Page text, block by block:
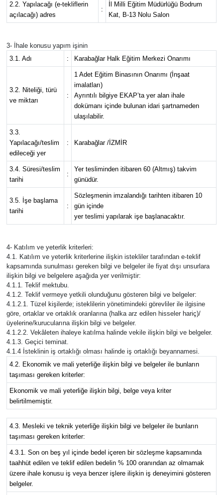
2.2. Yapılacağı (e-tekliflerin
açılacağı) adres
:
İl Milli Eğitim Müdürlüğü Bodrum
Kat, B-13 Nolu Salon
3- İhale konusu yapım işinin
3.1. Adı
: Karabağlar Halk Eğitim Merkezi Onarımı
3.2. Niteliği, türü
ve miktarı
:
1 Adet Eğitim Binasının Onarımı (İnşaat
imalatları)
Ayrıntılı bilgiye EKAP’ta yer alan ihale
dokümanı içinde bulunan idari şartnameden
ulaşılabilir.
3.3.
Yapılacağı/teslim
edileceği yer
: Karabağlar /İZMİR
3.4. Süresi/teslim
tarihi
:
Yer tesliminden itibaren 60 (Altmış) takvim
günüdür.
3.5. İşe başlama
tarihi
:
Sözleşmenin imzalandığı tarihten itibaren 10
gün içinde
yer teslimi yapılarak işe başlanacaktır.
4- Katılım ve yeterlik kriterleri:
4.1. Katılım ve yeterlik kriterlerine ilişkin istekliler tarafından e-teklif
kapsamında sunulması gereken bilgi ve belgeler ile fiyat dışı unsurlara
ilişkin bilgi ve belgelere aşağıda yer verilmiştir:
4.1.1. Teklif mektubu.
4.1.2. Teklif vermeye yetkili olunduğunu gösteren bilgi ve belgeler:
4.1.2.1. Tüzel kişilerde; isteklilerin yönetimindeki görevliler ile ilgisine
göre, ortaklar ve ortaklık oranlarına (halka arz edilen hisseler hariç)/
üyelerine/kurucularına ilişkin bilgi ve belgeler.
4.1.2.2. Vekâleten ihaleye katılma halinde vekile ilişkin bilgi ve belgeler.
4.1.3. Geçici teminat.
4.1.4 İsteklinin iş ortaklığı olması halinde iş ortaklığı beyannamesi.
4.2. Ekonomik ve mali yeterliğe ilişkin bilgi ve belgeler ile bunların
taşıması gereken kriterler:
Ekonomik ve mali yeterliğe ilişkin bilgi, belge veya kriter
belirtilmemiştir.
4.3. Mesleki ve teknik yeterliğe ilişkin bilgi ve belgeler ile bunların
taşıması gereken kriterler:
4.3.1. Son on beş yıl içinde bedel içeren bir sözleşme kapsamında
taahhüt edilen ve teklif edilen bedelin % 100 oranından az olmamak
üzere ihale konusu iş veya benzer işlere ilişkin iş deneyimini gösteren
belgeler.